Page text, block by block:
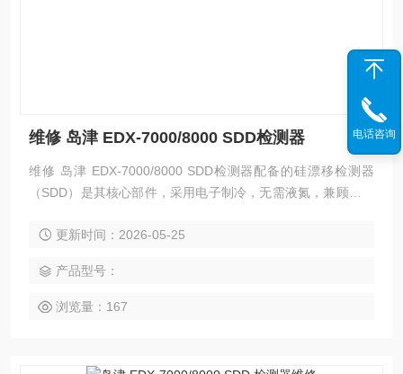
维修 岛津 EDX-7000/8000 SDD检测器
维修 岛津 EDX-7000/8000 SDD检测器配备的硅漂移检测器
（SDD）是其核心部件，采用电子制冷，无需液氮，兼顾高分
更新时间：2026-05-25
产品型号：
浏览量：167
电话咨询